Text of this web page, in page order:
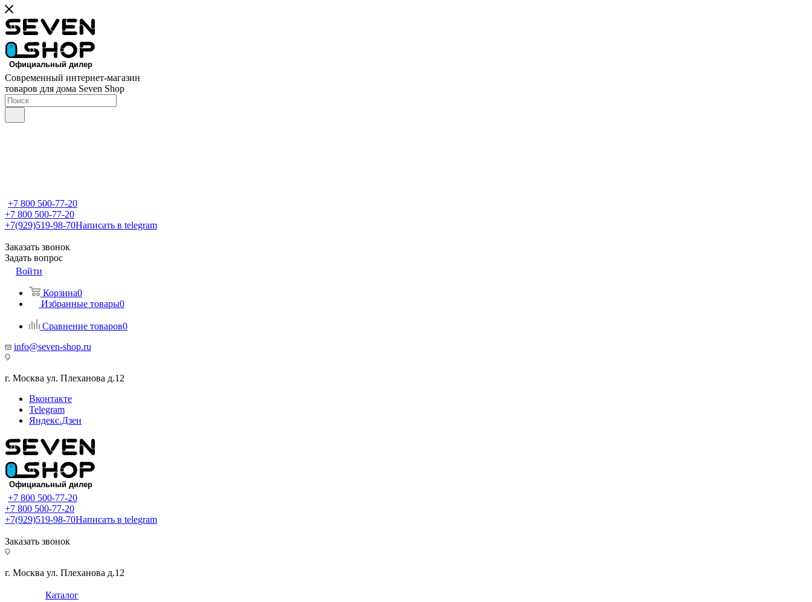
Современный интернет-магазин
товаров для дома Seven Shop
+7 800 500-77-20
+7 800 500-77-20
+7(929)519-98-70Написать в telegram
Заказать звонок
Задать вопрос
Войти
Корзина0
Избранные товары0
Сравнение товаров0
info@seven-shop.ru
г. Москва ул. Плеханова д.12
Вконтакте
Telegram
Яндекс.Дзен
+7 800 500-77-20
+7 800 500-77-20
+7(929)519-98-70Написать в telegram
Заказать звонок
г. Москва ул. Плеханова д.12
Каталог